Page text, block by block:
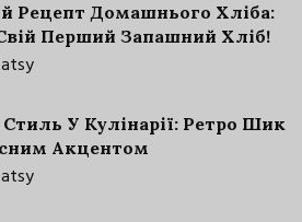
Рецепт Домашнього Хліба:
Перший Запашний Хліб!
У Кулінарії: Ретро Шик
Акцентом